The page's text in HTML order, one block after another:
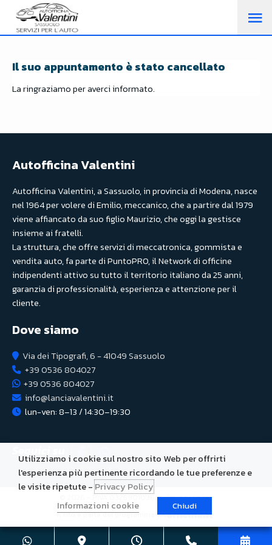
Il suo appuntamento è stato cancellato
La ringraziamo per averci informato.
Autofficina Valentini
Autofficina Valentini, a Sassuolo, in provincia di Modena, nasce
nel 1964 per volere di Emilio, meccanico, che a partire dal 1979
viene affiancato da suo figlio Maurizio, che oggi la gestisce
insieme ai fratelli.
La struttura, che offre servizi di meccatronica, gommista e
vendita auto, fa parte di PuntoPRO, il Network di officine
indipendenti attivo su tutto il territorio italiano da 25 anni,
garanzia di professionalità, esperienza e attenzione per il
cliente.
Dove siamo
Via dei Tipografi, 6 - 41049 Sassuolo
+39 0536 804027
+39 0536 804027
info@lanciavalentini.it
lun-ven: 8–13 / 14:30–19:30
© 2026 - P.IVA 03269010363 -Privacy Policy
Il sito è parte del programma
Utilizziamo i cookie sul nostro sito Web per offrirti
l'esperienza più pertinente ricordando le tue preferenze e
le visite ripetute -Privacy Policy
Informazioni cookie
Chiudi